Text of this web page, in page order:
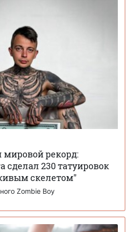
рекорд:
сделал 230 татуировок
скелетом"
Zombie Boy